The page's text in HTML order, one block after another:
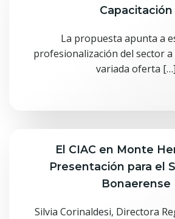
Capacitación
La propuesta apunta a
profesionalización del sector
variada oferta […]
El CIAC en Monte
Presentación para el
Bonaerense
Silvia Corinaldesi, Directora